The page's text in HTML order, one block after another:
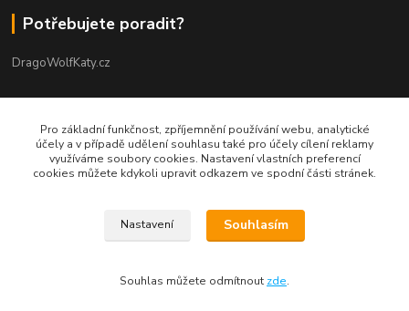
Potřebujete poradit?
DragoWolfKaty.cz
DragoWolfKaty@seznam.cz
©2015-2023 DRAGOWOLFKATY l Design DWK s.r.o. l autorská grafika
Pro základní funkčnost, zpříjemnění používání webu, analytické
účely a v případě udělení souhlasu také pro účely cílení reklamy
využíváme soubory cookies. Nastavení vlastních preferencí
cookies můžete kdykoli upravit odkazem ve spodní části stránek.
Nastavení Souhlasím
Souhlas můžete odmítnout zde.